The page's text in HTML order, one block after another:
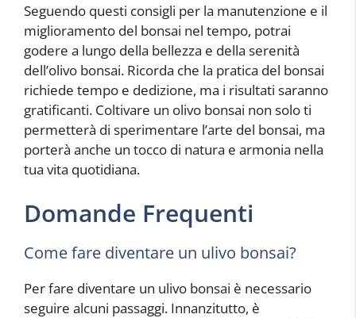
Seguendo questi consigli per la manutenzione e il
miglioramento del bonsai nel tempo, potrai
godere a lungo della bellezza e della serenità
dell’olivo bonsai. Ricorda che la pratica del bonsai
richiede tempo e dedizione, ma i risultati saranno
gratificanti. Coltivare un olivo bonsai non solo ti
permetterà di sperimentare l’arte del bonsai, ma
porterà anche un tocco di natura e armonia nella
tua vita quotidiana.
Domande Frequenti
Come fare diventare un ulivo bonsai?
Per fare diventare un ulivo bonsai è necessario
seguire alcuni passaggi. Innanzitutto, è